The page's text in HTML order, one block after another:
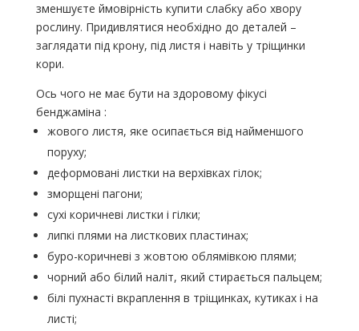
зменшуєте ймовірність купити слабку або хвору
рослину. Придивлятися необхідно до деталей –
заглядати під крону, під листя і навіть у тріщинки
кори.
Ось чого не має бути на здоровому фікусі
бенджаміна :
жового листя, яке осипається від найменшого
поруху;
деформовані листки на верхівках гілок;
зморщені пагони;
сухі коричневі листки і гілки;
липкі плями на листкових пластинах;
буро-коричневі з жовтою облямівкою плями;
чорний або білий наліт, який стирається пальцем;
білі пухнасті вкраплення в тріщинках, кутиках і на
листі;